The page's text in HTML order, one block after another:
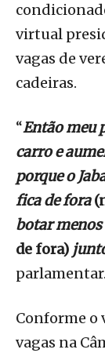
virtual
vagas de
cadeiras.
“Então meu
carro e
porque o
fica de fora
botar menos
de fora)
parlamentar.
Conforme o
vagas na